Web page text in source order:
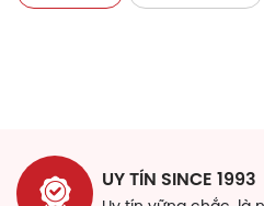
UY TÍN SINCE 1993